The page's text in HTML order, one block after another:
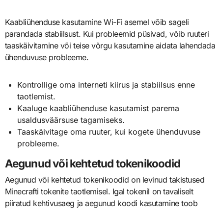
Kaabliühenduse kasutamine Wi-Fi asemel võib sageli
parandada stabiilsust. Kui probleemid püsivad, võib ruuteri
taaskäivitamine või teise võrgu kasutamine aidata lahendada
ühenduvuse probleeme.
Kontrollige oma interneti kiirus ja stabiilsus enne
taotlemist.
Kaaluge kaabliühenduse kasutamist parema
usaldusväärsuse tagamiseks.
Taaskäivitage oma ruuter, kui kogete ühenduvuse
probleeme.
Aegunud või kehtetud tokenikoodid
Aegunud või kehtetud tokenikoodid on levinud takistused
Minecrafti tokenite taotlemisel. Igal tokenil on tavaliselt
piiratud kehtivusaeg ja aegunud koodi kasutamine toob